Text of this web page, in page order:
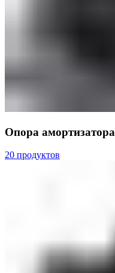
Опора амортизатора
20 продуктов